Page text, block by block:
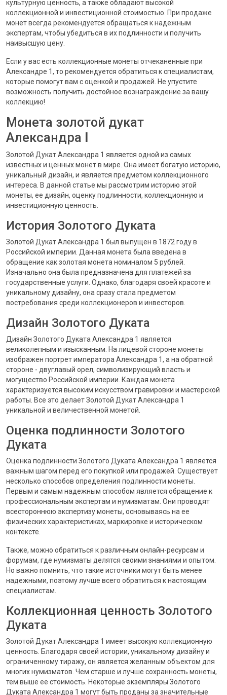
культурную ценность, а также обладают высокой
коллекционной и инвестиционной стоимостью. При продаже
монет всегда рекомендуется обращаться к надежным
экспертам, чтобы убедиться в их подлинности и получить
наивысшую цену.
Если у вас есть коллекционные монеты отчеканенные при
Александре 1, то рекомендуется обратиться к специалистам,
которые помогут вам с оценкой и продажей. Не упустите
возможность получить достойное вознаграждение за вашу
коллекцию!
Монета золотой дукат
Александра
Золотой Дукат Александра 1 является одной из самых
известных и ценных монет в мире. Она имеет богатую историю,
уникальный дизайн, и является предметом коллекционного
интереса. В данной статье мы рассмотрим историю этой
монеты, ее дизайн, оценку подлинности, коллекционную и
инвестиционную ценность.
История Золотого Дуката
Золотой Дукат Александра 1 был выпущен в 1872 году в
Российской империи. Данная монета была введена в
обращение как золотая монета номиналом 5 рублей.
Изначально она была предназначена для платежей за
государственные услуги. Однако, благодаря своей красоте и
уникальному дизайну, она сразу стала предметом
востребования среди коллекционеров и инвесторов.
Дизайн Золотого Дуката
Дизайн Золотого Дуката Александра 1 является
великолепным и изысканным. На лицевой стороне монеты
изображен портрет императора Александра 1, а на обратной
стороне - двуглавый орел, символизирующий власть и
могущество Российской империи. Каждая монета
характеризуется высоким искусством гравировки и мастерской
работы. Все это делает Золотой Дукат Александра 1
уникальной и величественной монетой.
Оценка подлинности Золотого
Дуката
Оценка подлинности Золотого Дуката Александра 1 является
важным шагом перед его покупкой или продажей. Существует
несколько способов определения подлинности монеты.
Первым и самым надежным способом является обращение к
профессиональным экспертам и нумизматам. Они проводят
всестороннюю экспертизу монеты, основываясь на ее
физических характеристиках, маркировке и историческом
контексте.
Также, можно обратиться к различным онлайн-ресурсам и
форумам, где нумизматы делятся своими знаниями и опытом.
Но важно помнить, что такие источники могут быть менее
надежными, поэтому лучше всего обратиться к настоящим
специалистам.
Коллекционная ценность Золотого
Дуката
Золотой Дукат Александра 1 имеет высокую коллекционную
ценность. Благодаря своей истории, уникальному дизайну и
ограниченному тиражу, он является желанным объектом для
многих нумизматов. Чем старше и лучше сохранность монеты,
тем выше ее стоимость. Некоторые экземпляры Золотого
Дуката Александра 1 могут быть проданы за значительные